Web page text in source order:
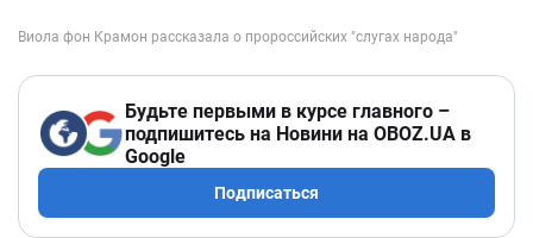
Будьте первыми в курсе главного –
подпишитесь на Новини на OBOZ.UA в
Google
Подписаться